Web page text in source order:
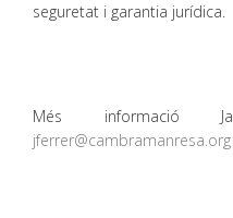
seguretat i garantia jurídica.
Més
jferrer@cambramanresa.org